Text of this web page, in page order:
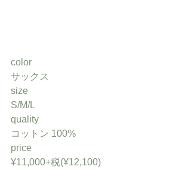
color
サックス
size
S/M/L
quality
コットン 100%
price
¥11,000+税(¥12,100)